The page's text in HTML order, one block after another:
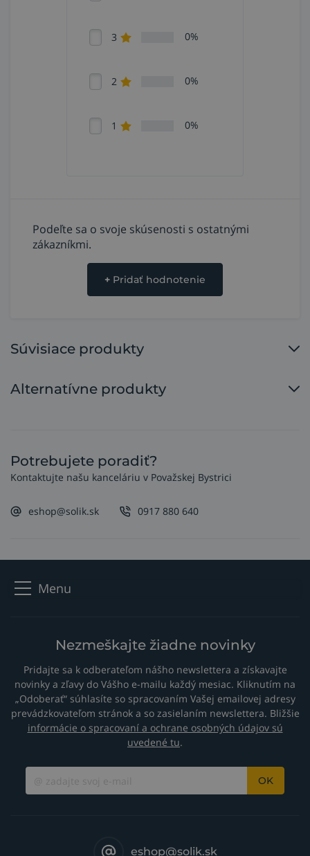
3 0%
2 0%
1 0%
Podeľte sa o svoje skúsenosti s ostatnými
zákazníkmi.
+ Pridať hodnotenie
Súvisiace produkty
Alternatívne produkty
Potrebujete poradiť?
Kontaktujte našu kanceláriu v Považskej Bystrici
eshop@solik.sk 0917 880 640
Menu
Nezmeškajte žiadne novinky
Pridajte sa k odberateľom nášho newslettera a získavajte
novinky a zľavy do Vášho e-mailu každý mesiac. Kliknutím na
„Odoberať“ súhlasíte so spracovaním Vašej emailovej adresy
prevádzkovateľom stránok a so zasielaním newslettera. Bližšie
informácie o spracovaní a ochrane osobných údajov sú
uvedené tu.
OK
eshop@solik.sk